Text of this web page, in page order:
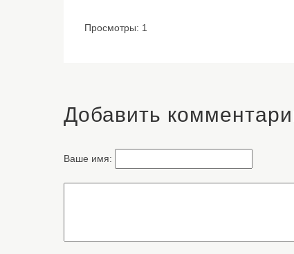
Просмотры: 1
Добавить
Ваше имя: